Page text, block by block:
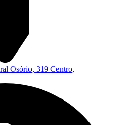
Osório, 319 Centro,